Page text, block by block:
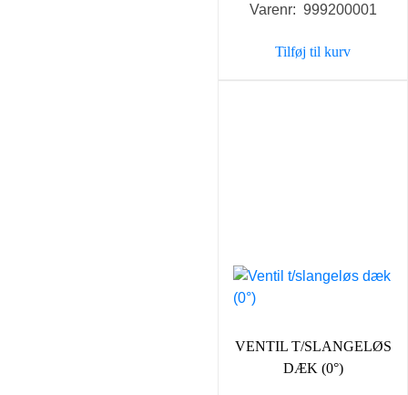
Varenr: 999200001
Tilføj til kurv
VENTIL T/SLANGELØS
DÆK (0°)